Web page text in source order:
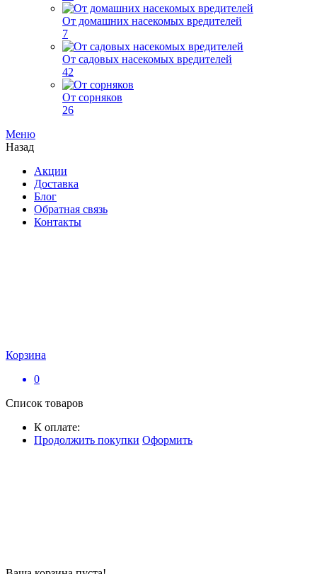
От домашних насекомых вредителей
7
От садовых насекомых вредителей
42
От сорняков
26
Меню
Назад
Акции
Доставка
Блог
Обратная связь
Контакты
Корзина
0
Список товаров
К оплате:
Продолжить покупки Оформить